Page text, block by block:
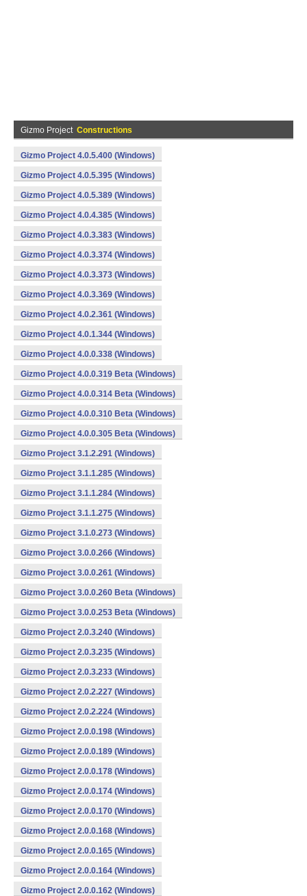
Gizmo Project Constructions
Gizmo Project 4.0.5.400 (Windows)
Gizmo Project 4.0.5.395 (Windows)
Gizmo Project 4.0.5.389 (Windows)
Gizmo Project 4.0.4.385 (Windows)
Gizmo Project 4.0.3.383 (Windows)
Gizmo Project 4.0.3.374 (Windows)
Gizmo Project 4.0.3.373 (Windows)
Gizmo Project 4.0.3.369 (Windows)
Gizmo Project 4.0.2.361 (Windows)
Gizmo Project 4.0.1.344 (Windows)
Gizmo Project 4.0.0.338 (Windows)
Gizmo Project 4.0.0.319 Beta (Windows)
Gizmo Project 4.0.0.314 Beta (Windows)
Gizmo Project 4.0.0.310 Beta (Windows)
Gizmo Project 4.0.0.305 Beta (Windows)
Gizmo Project 3.1.2.291 (Windows)
Gizmo Project 3.1.1.285 (Windows)
Gizmo Project 3.1.1.284 (Windows)
Gizmo Project 3.1.1.275 (Windows)
Gizmo Project 3.1.0.273 (Windows)
Gizmo Project 3.0.0.266 (Windows)
Gizmo Project 3.0.0.261 (Windows)
Gizmo Project 3.0.0.260 Beta (Windows)
Gizmo Project 3.0.0.253 Beta (Windows)
Gizmo Project 2.0.3.240 (Windows)
Gizmo Project 2.0.3.235 (Windows)
Gizmo Project 2.0.3.233 (Windows)
Gizmo Project 2.0.2.227 (Windows)
Gizmo Project 2.0.2.224 (Windows)
Gizmo Project 2.0.0.198 (Windows)
Gizmo Project 2.0.0.189 (Windows)
Gizmo Project 2.0.0.178 (Windows)
Gizmo Project 2.0.0.174 (Windows)
Gizmo Project 2.0.0.170 (Windows)
Gizmo Project 2.0.0.168 (Windows)
Gizmo Project 2.0.0.165 (Windows)
Gizmo Project 2.0.0.164 (Windows)
Gizmo Project 2.0.0.162 (Windows)